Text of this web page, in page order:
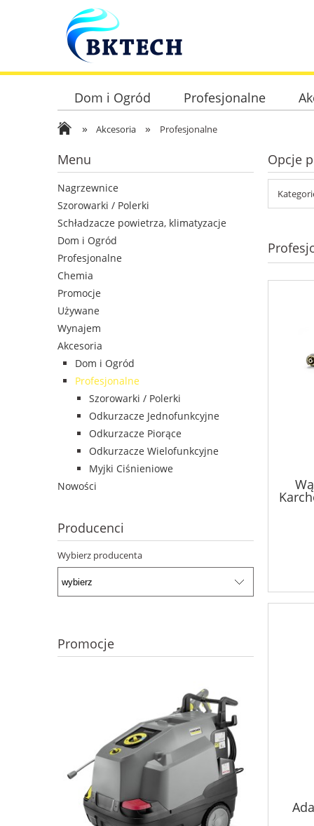
Dom i Ogród Profesjonalne
» Akcesoria » Profesjonalne
Menu
Nagrzewnice
Szorowarki / Polerki
Schładzacze powietrza, klimatyzacje
Dom i Ogród
Profesjonalne
Chemia
Promocje
Używane
Wynajem
Akcesoria
Dom i Ogród
Profesjonalne
Szorowarki / Polerki
Odkurzacze Jednofunkcyjne
Odkurzacze Piorące
Odkurzacze Wielofunkcyjne
Myjki Ciśnieniowe
Nowości
Producenci
Wybierz producenta
Promocje
Opcje